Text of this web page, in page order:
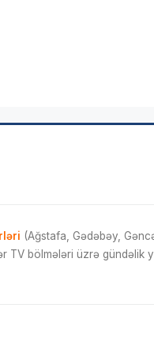
(Ağstafa, Gədəbəy,
bölmələri üzrə gündəlik